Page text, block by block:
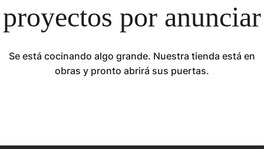
proyectos por anunciar
Se está cocinando algo grande. Nuestra tienda está en
obras y pronto abrirá sus puertas.